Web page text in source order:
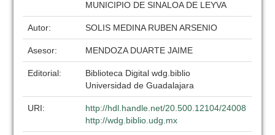
MUNICIPIO DE SINALOA DE LEYVA
Autor: SOLIS MEDINA RUBEN ARSENIO
Asesor: MENDOZA DUARTE JAIME
Editorial:
Biblioteca Digital wdg.biblio
Universidad de Guadalajara
URI:
http://hdl.handle.net/20.500.12104/24008
http://wdg.biblio.udg.mx